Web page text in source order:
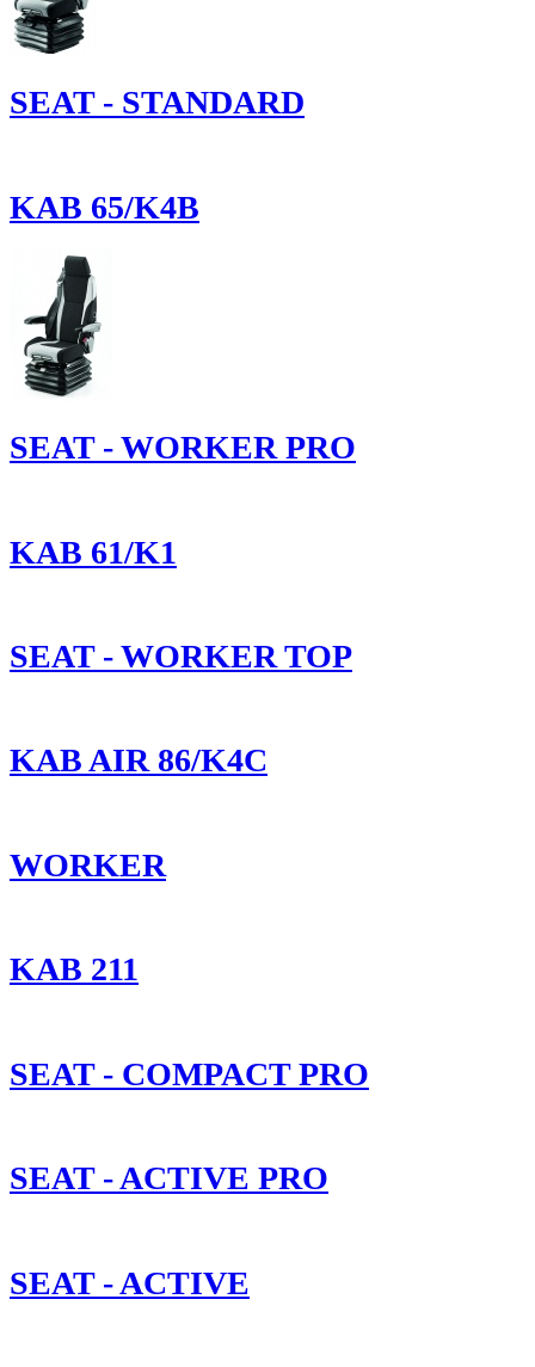
SEAT - STANDARD
KAB 65/K4B
SEAT - WORKER PRO
KAB 61/K1
SEAT - WORKER TOP
KAB AIR 86/K4C
WORKER
KAB 211
SEAT - COMPACT PRO
SEAT - ACTIVE PRO
SEAT - ACTIVE